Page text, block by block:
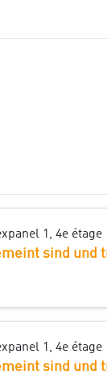
1, 4e étage
sind und
1, 4e étage
sind und